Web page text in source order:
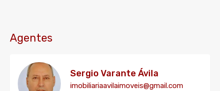
Agentes
Sergio Varante Ávila
imobiliariaavilaimoveis@gmail.com